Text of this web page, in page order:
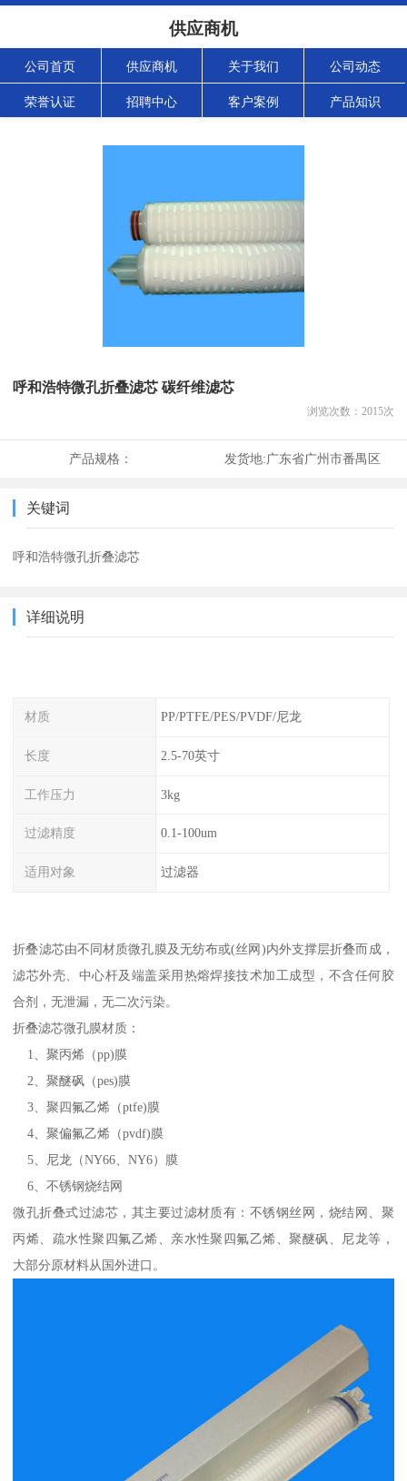
供应商机
公司首页 供应商机 关于我们 公司动态
荣誉认证 招聘中心 客户案例 产品知识
呼和浩特微孔折叠滤芯 碳纤维滤芯
浏览次数： 2015次
产品规格： 发货地:广东省广州市番禺区
关键词
呼和浩特微孔折叠滤芯
详细说明
材质 PP/PTFE/PES/PVDF/尼龙
长度 2.5-70英寸
工作压力 3kg
过滤精度 0.1-100um
适用对象 过滤器
折叠滤芯由不同材质微孔膜及无纺布或(丝网)内外支撑层折叠而成，
滤芯外壳、中心杆及端盖采用热熔焊接技术加工成型，不含任何胶
合剂，无泄漏，无二次污染。
折叠滤芯微孔膜材质：
1、聚丙烯（pp)膜
2、聚醚砜（pes)膜
3、聚四氟乙烯（ptfe)膜
4、聚偏氟乙烯（pvdf)膜
5、尼龙（NY66、NY6）膜
6、不锈钢烧结网
微孔折叠式过滤芯，其主要过滤材质有：不锈钢丝网，烧结网、聚
丙烯、疏水性聚四氟乙烯、亲水性聚四氟乙烯、聚醚砜、尼龙等，
大部分原材料从国外进口。